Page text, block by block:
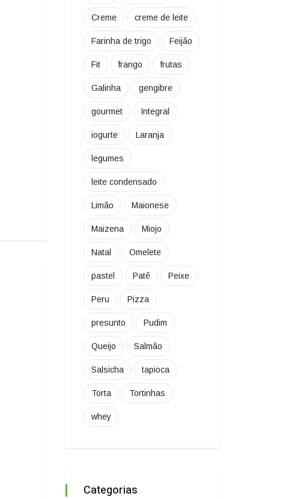
Creme creme de leite
Farinha de trigo Feijão
Fit frango frutas
Galinha gengibre
gourmet Integral
iogurte Laranja
legumes
leite condensado
Limão Maionese
Maizena Miojo
Natal Omelete
pastel Patê Peixe
Peru Pizza
presunto Pudim
Queijo Salmão
Salsicha tapioca
Torta Tortinhas
whey
Categorias